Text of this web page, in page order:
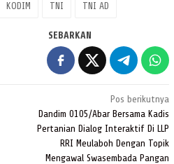
KODIM TNI TNI AD
SEBARKAN
Pos berikutnya
Dandim 0105/Abar Bersama Kadis
Pertanian Dialog Interaktif Di LLP
RRI Meulaboh Dengan Topik
Mengawal Swasembada Pangan